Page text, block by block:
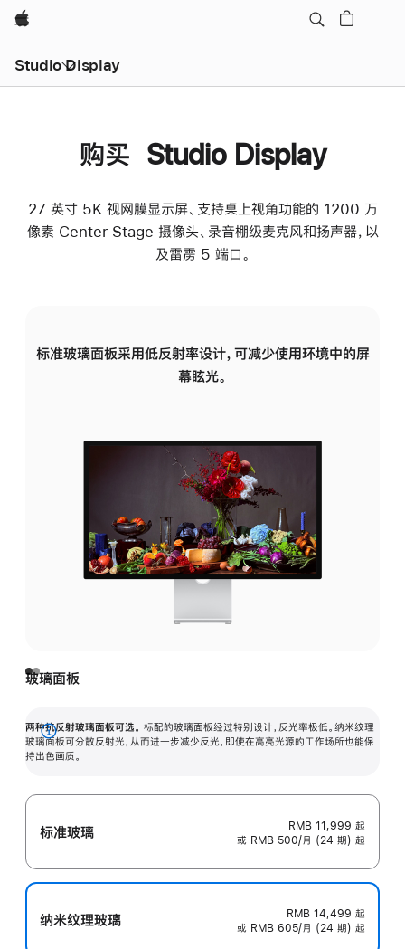
Apple
Studio Display
购买 Studio Display
27 英寸 5K 视网膜显示屏、支持桌上视角功能的 1200 万
像素 Center Stage 摄像头、录音棚级麦克风和扬声器，以
及雷雳 5 端口。
标准玻璃面板采用低反射率设计，可减少使用环境中的屏
幕眩光。
玻璃面板
两种抗反射玻璃面板可选。 标配的玻璃面板经过特别设计，反光率极低。纳米纹理
玻璃面板可分散反射光，从而进一步减少反光，即使在高亮光源的工作场所也能保
持出色画质。
展
开
标准玻璃 RMB 11,999 起
或 RMB 500/月 (24 期) 起
纳米纹理玻璃 RMB 14,499 起
或 RMB 605/月 (24 期) 起